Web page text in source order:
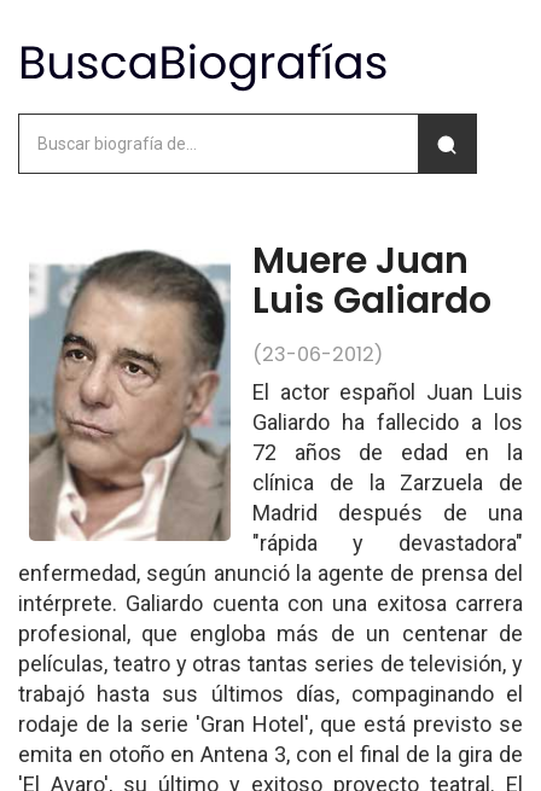
Muere Juan
Luis Galiardo
(23-06-2012)
El actor español Juan Luis
Galiardo ha fallecido a los
72 años de edad en la
clínica de la Zarzuela de
Madrid después de una
"rápida y devastadora"
enfermedad, según anunció la agente de prensa del
intérprete. Galiardo cuenta con una exitosa carrera
profesional, que engloba más de un centenar de
películas, teatro y otras tantas series de televisión, y
trabajó hasta sus últimos días, compaginando el
rodaje de la serie 'Gran Hotel', que está previsto se
emita en otoño en Antena 3, con el final de la gira de
'El Avaro', su último y exitoso proyecto teatral. El